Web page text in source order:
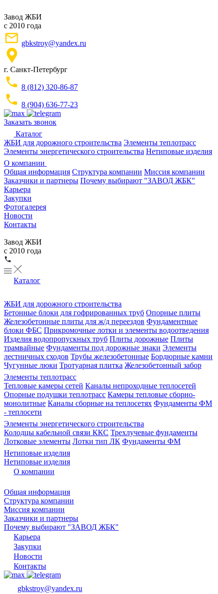
Завод ЖБИ
с 2010 года
gbkstroy@yandex.ru
г. Санкт-Петербург
8 (812) 320-86-87
8 (904) 636-77-23
Заказать звонок
Каталог
ЖБИ для дорожного строительства Элементы теплотрасс
Элементы энергетического строительства Нетиповые изделия
О компании
Общая информация Структура компании Миссия компании
Заказчики и партнеры Почему выбирают "ЗАВОД ЖБК"
Карьера
Закупки
Фотогалерея
Новости
Контакты
Завод ЖБИ
с 2010 года
Каталог
ЖБИ для дорожного строительства
Бетонные блоки для гофрированных труб Опорные плиты
Железобетонные плиты для ж/д переездов Фундаментные
блоки ФБС Прикромочные лотки и элементы водоотведения
Изделия водопропускных труб Плиты дорожные Плиты
трамвайные Фундаменты под дорожные знаки Элементы
лестничных сходов Трубы железобетонные Бордюрные камни
Чугунные люки Тротуарная плитка Железобетонный забор
Элементы теплотрасс
Тепловые камеры сетей Каналы непроходные теплосетей
Опорные подушки теплотрасс Камеры тепловые сборно-
монолитные Каналы сборные на теплосетях Фундаменты ФМ
- теплосети
Элементы энергетического строительства
Колодцы кабельной связи ККС Трехлучевые фундаменты
Лотковые элементы Лотки тип ЛК Фундаменты ФМ
Нетиповые изделия
Нетиповые изделия
О компании
Общая информация
Структура компании
Миссия компании
Заказчики и партнеры
Почему выбирают "ЗАВОД ЖБК"
Карьера
Закупки
Новости
Контакты
gbkstroy@yandex.ru